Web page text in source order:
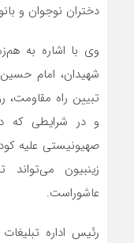
دختران نوجوان و
وی با اشاره به
شهیدان، امام
تبیین راه مقاومت،
و در شرایطی که
صهیونیستی علیه
زینبیون می‌تواند
عاشوراست.
رئیس اداره